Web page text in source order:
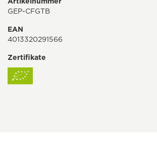
GEP-CFGTB
EAN
4013320291566
Zertifikate